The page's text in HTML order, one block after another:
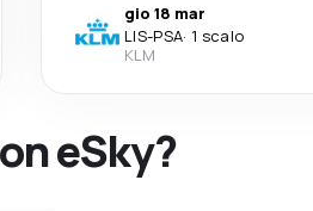
gio 18 mar
LIS-PSA· 1 scalo
KLM
eSky?